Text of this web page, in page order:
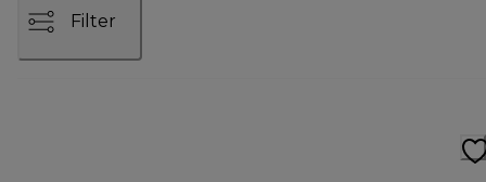
Filter